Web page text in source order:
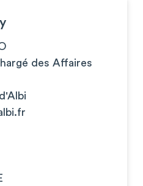
des Affaires